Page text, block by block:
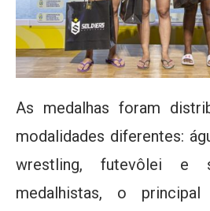
As medalhas foram
modalidades diferentes:
wrestling, futevôlei e
medalhistas, o